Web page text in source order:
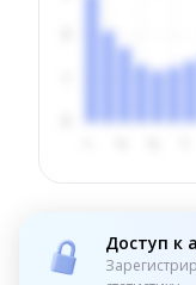
Доступ к